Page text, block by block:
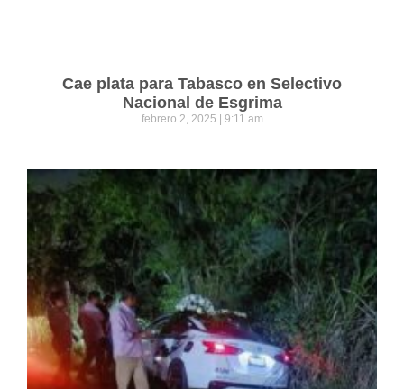
Cae plata para Tabasco en Selectivo
Nacional de Esgrima
febrero 2, 2025 9:11 am